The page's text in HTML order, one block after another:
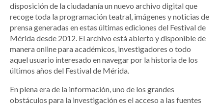
disposición de la ciudadanía un nuevo archivo digital que
recoge toda la programación teatral, imágenes y noticias de
prensa generadas en estas últimas ediciones del Festival de
Mérida desde 2012. El archivo está abierto y disponible de
manera online para académicos, investigadores o todo
aquel usuario interesado en navegar por la historia de los
últimos años del Festival de Mérida.
En plena era de la información, uno de los grandes
obstáculos para la investigación es el acceso a las fuentes